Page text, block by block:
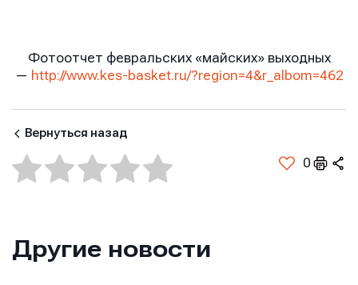
Фотоотчет февральских «майских» выходных
— http://www.kes-basket.ru/?region=4&r_albom=462
Вернуться назад
0
Другие новости